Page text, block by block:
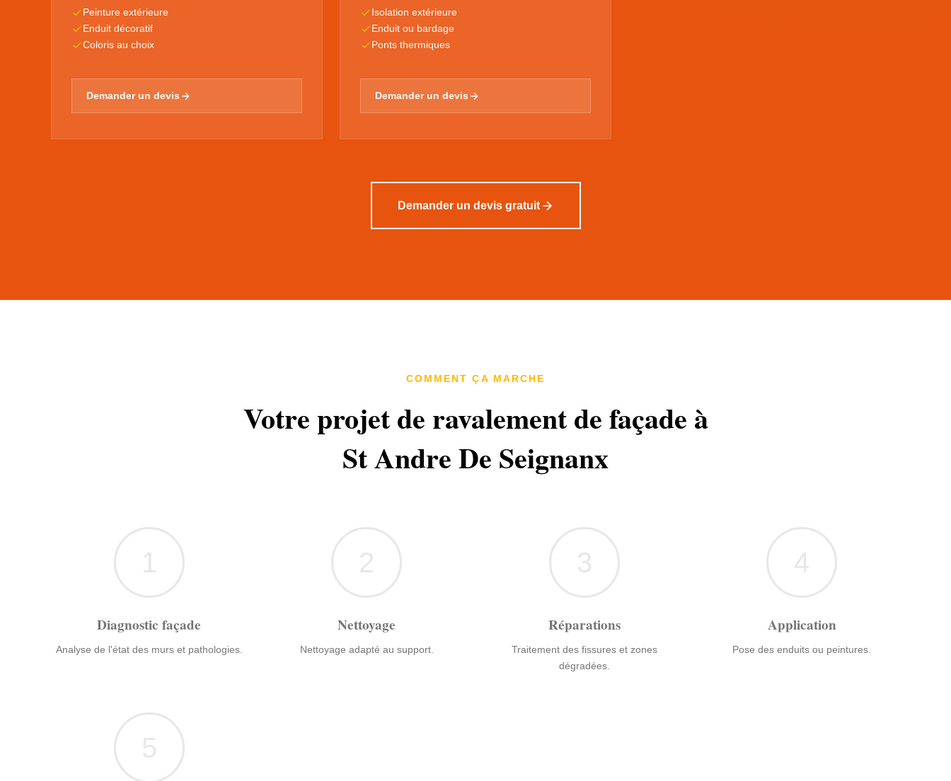
Peinture extérieure
Enduit décoratif
Coloris au choix
Demander un devis
Isolation extérieure
Enduit ou bardage
Ponts thermiques
Demander un devis
Demander un devis gratuit
COMMENT ÇA MARCHE
Votre projet de ravalement de façade à
St Andre De Seignanx
1
Diagnostic façade
Analyse de l'état des murs et pathologies.
2
Nettoyage
Nettoyage adapté au support.
3
Réparations
Traitement des fissures et zones
dégradées.
4
Application
Pose des enduits ou peintures.
5